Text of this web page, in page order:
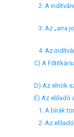
4. Az
D) Az elnök
E) Az előadó
1. A bírák